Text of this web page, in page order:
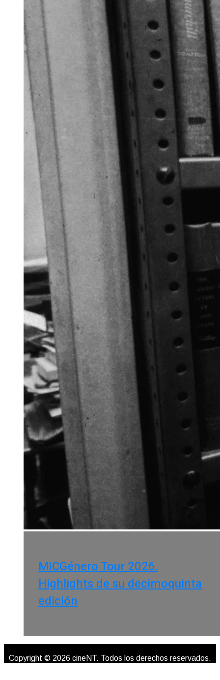
MICGénero Tour 2026.
Highlights de su decimoquinta
edición
Copyright © 2026 cineNT. Todos los derechos reservados.